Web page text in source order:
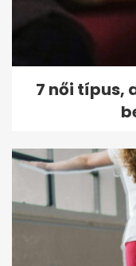
7 női típus,